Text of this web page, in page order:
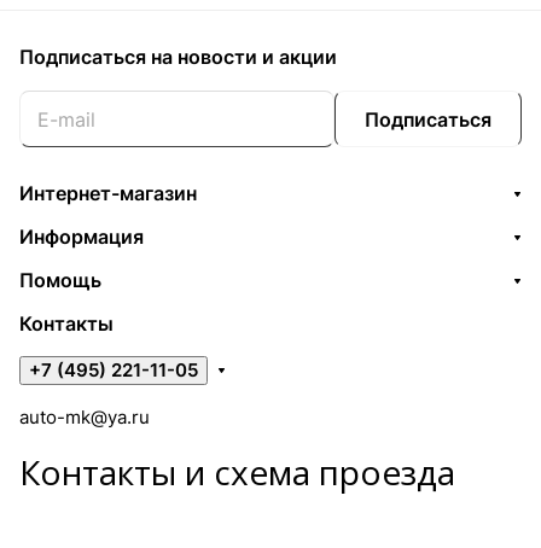
Подписаться на новости и акции
Подписаться
Интернет-магазин
Информация
Помощь
Контакты
+7 (495) 221-11-05
auto-mk@ya.ru
Контакты и схема проезда